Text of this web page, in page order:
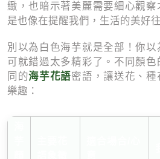
緻，也暗示著美麗需要細心觀
是也像在提醒我們，生活的美好
別以為白色海芋就是全部！你
可就錯過太多精彩了。不同顏
同的海芋花語密語，讓送花、
樂趣：